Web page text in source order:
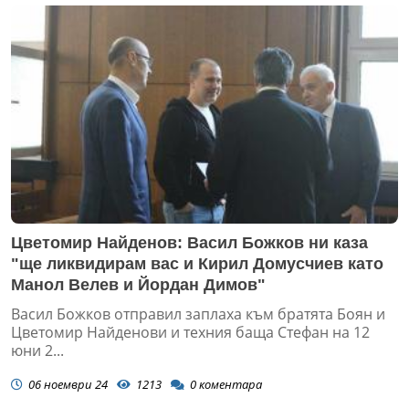
Цветомир Найденов: Васил Божков ни каза
"ще ликвидирам вас и Кирил Домусчиев като
Манол Велев и Йордан Димов"
Васил Божков отправил заплаха към братята Боян и
Цветомир Найденови и техния баща Стефан на 12
юни 2...
06 ноември 24 1213 0коментара